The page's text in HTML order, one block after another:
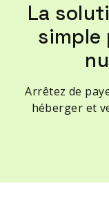
La
simple
Arrêtez de
héberger et